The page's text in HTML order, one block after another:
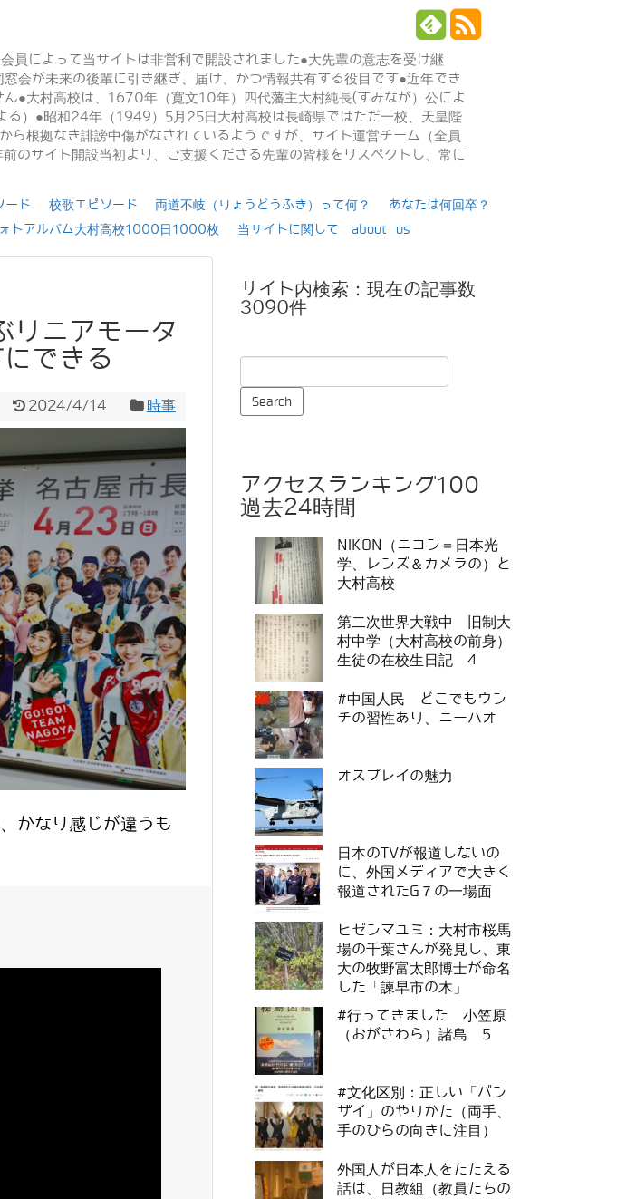
によって当サイトは非営利で開設されました●大先輩の意志を受け継
会が未来の後輩に引き継ぎ、届け、かつ情報共有する役目です●近年でき
●大村高校は、1670年（寛文10年）四代藩主大村純長(すみなが）公によ
る）●昭和24年（1949）5月25日大村高校は長崎県ではただ一校、天皇陛
根拠なき誹謗中傷がなされているようですが、サイト運営チーム（全員
のサイト開設当初より、ご支援くださる先輩の皆様をリスペクトし、常に
ード 校歌エピソード 両道不岐（りょうどうふき）って何？
あなたは何回卒？
トアルバム大村高校1000日1000枚 当サイトに関して about us
ニアモータ
できる
2024/4/14 時事
かなり感じが違うも
サイト内検索：現在の記事数
3090件
アクセスランキング100
過去24時間
NIKON（ニコン＝日本光
学、レンズ＆カメラの）と
大村高校
第二次世界大戦中 旧制大
村中学（大村高校の前身）
生徒の在校生日記 4
#中国人民 どこでもウン
チの習性あり、ニーハオ
オスプレイの魅力
日本のTVが報道しないの
に、外国メディアで大きく
報道されたG７の一場面
ヒゼンマユミ：大村市桜馬
場の千葉さんが発見し、東
大の牧野富太郎博士が命名
した「諫早市の木」
#行ってきました 小笠原
（おがさわら）諸島 5
#文化区別：正しい「バン
ザイ」のやりかた（両手、
手のひらの向きに注目）
外国人が日本人をたたえる
話は、日教組（教員たちの